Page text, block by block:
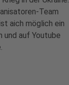
Team
aich möglich ein
und auf Youtube